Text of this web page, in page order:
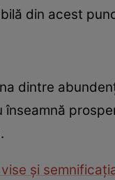
din acest
dintre
şi